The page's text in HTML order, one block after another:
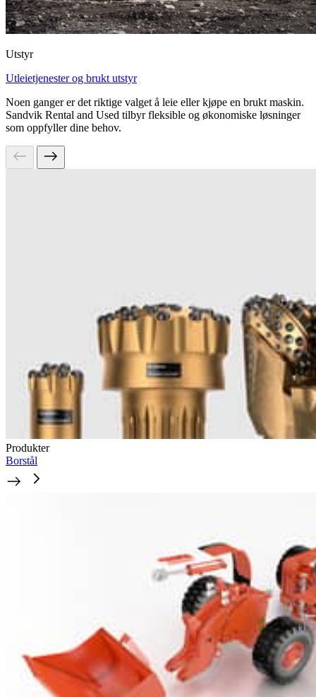
Utstyr
Utleietjenester og brukt utstyr
Noen ganger er det riktige valget å leie eller kjøpe en brukt maskin.
Sandvik Rental and Used tilbyr fleksible og økonomiske løsninger
som oppfyller dine behov.
Produkter
Borstål